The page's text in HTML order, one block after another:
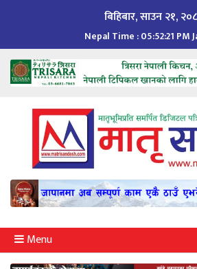
बिहिबार, साउन २१,
Nepal Time :05:52:22 PM
Menu